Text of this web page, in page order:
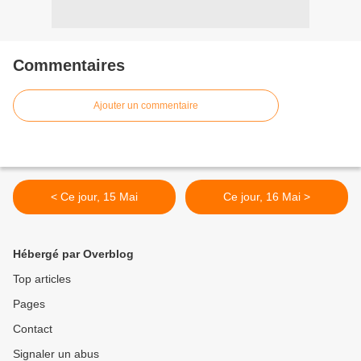
Commentaires
Ajouter un commentaire
< Ce jour, 15 Mai Ce jour, 16 Mai >
Hébergé par Overblog
Top articles
Pages
Contact
Signaler un abus